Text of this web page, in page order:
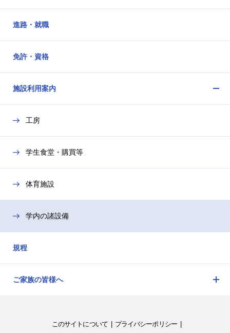
閉
ー
閉
ー
閉
進路・就職
免許・資格
施設利用案内
ー
閉
工房
学生食堂・購買等
体育施設
学内の諸設備
規程
ご家族の皆様へ
このサイトについて プライバシーポリシー